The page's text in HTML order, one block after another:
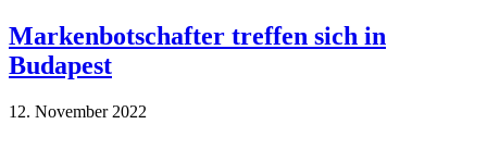
Markenbotschafter treffen sich in
Budapest
12. November 2022